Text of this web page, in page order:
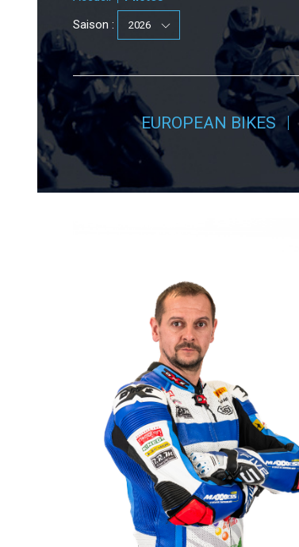
Saison :
EUROPEAN BIKES
1 //
Julien
BRUN